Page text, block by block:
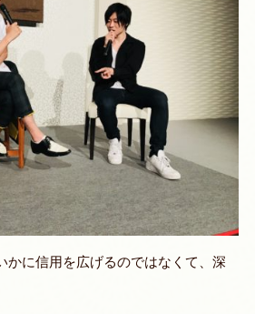
かに信用を広げるのではなくて、深